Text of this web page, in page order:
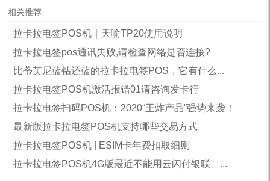
相关推荐
拉卡拉电签POS机｜天喻TP20使用说明
拉卡拉电签pos通讯失败,请检查网络是否连接?
比蒂芙尼蓝钻还蓝的拉卡拉电签POS，它有什么...
拉卡拉电签POS机激活报错01请咨询发卡行
拉卡拉电签扫码POS机：2020“王炸产品”强势来袭！
最新版拉卡拉电签POS机支持哪些交易方式
拉卡拉电签POS机 | ESIM卡年费扣取细则
拉卡拉电签POS机4G版最近不能用云闪付银联二...